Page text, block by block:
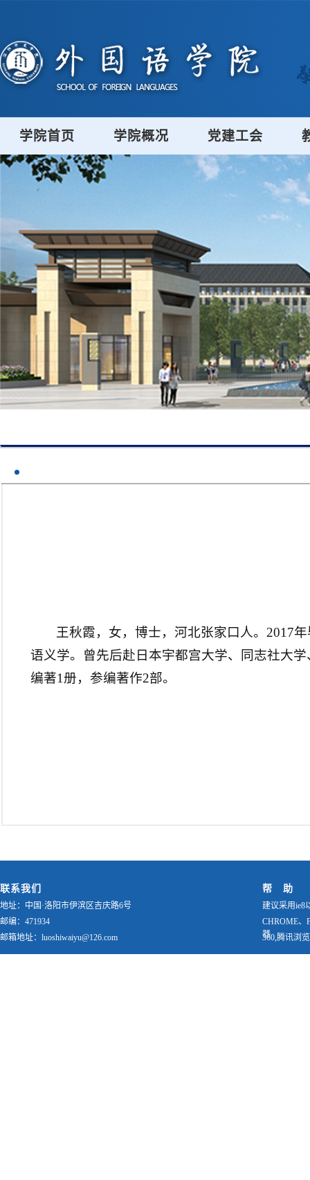
学院首页 学院概况 党建工会
王秋霞，女，博士，河北张家口人。2017
语义学。曾先后赴日本宇都宫大学、同志社大
编著1册，参编著作2部。
联系我们
地址：中国·洛阳市伊滨区吉庆路6号
邮编：471934
邮箱地址：luoshiwaiyu@126.com
帮 助
建议采用ie8
CHROME、
器
360,腾讯浏